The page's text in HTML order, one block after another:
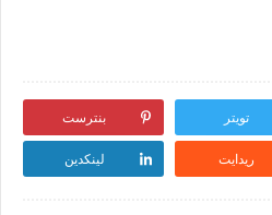
تويتر بنترست
ريدايت لينكدين